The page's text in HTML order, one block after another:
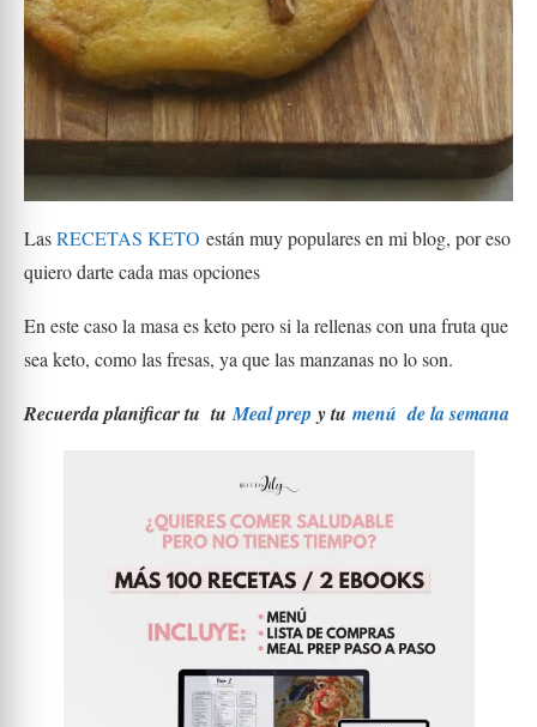
LasRECETAS KETO están muy populares en mi blog, por eso
quiero darte cada mas opciones
En este caso la masa es keto pero si la rellenas con una fruta que
sea keto, como las fresas, ya que las manzanas no lo son.
Recuerda planificar tu tuMeal prep y tu menú de la semana